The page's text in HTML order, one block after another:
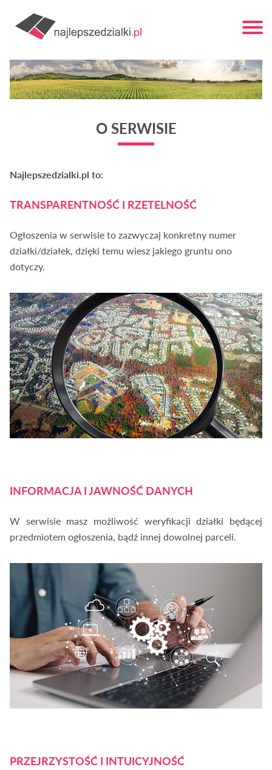
O SERWISIE
Najlepszedzialki.pl to:
TRANSPARENTNOŚĆ I RZETELNOŚĆ
Ogłoszenia w serwisie to zazwyczaj konkretny numer
działki/działek, dzięki temu wiesz jakiego gruntu ono
dotyczy.
INFORMACJA I JAWNOŚĆ DANYCH
W serwisie masz możliwość weryfikacji działki będącej
przedmiotem ogłoszenia, bądź innej dowolnej parceli.
PRZEJRZYSTOŚĆ I INTUICYJNOŚĆ